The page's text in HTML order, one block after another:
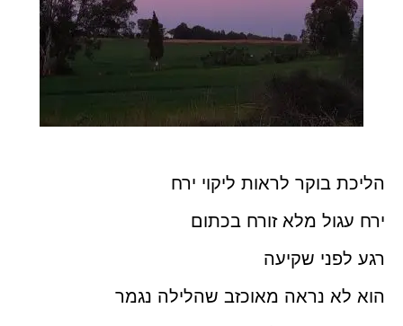
הליכת בוקר לראות ליקוי ירח
ירח עגול מלא זורח בכתום
רגע לפני שקיעה
הוא לא נראה מאוכזב שהלילה נגמר